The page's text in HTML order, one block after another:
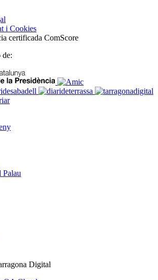
i Cookies
certificada ComScore
de:
Digital